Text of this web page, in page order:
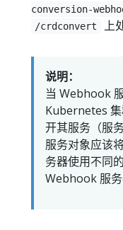
conversion-
/crdconvert 上
说明：
当 Webhook
Kubernetes
开其服务（服
服务对象应该
务器使用不同
Webhook 服务